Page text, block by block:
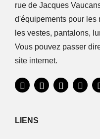
rue de Jacques
d'équipements pour les
les vestes, pantalons,
Vous pouvez passer
site internet.
LIENS